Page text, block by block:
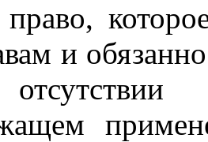
право,
и